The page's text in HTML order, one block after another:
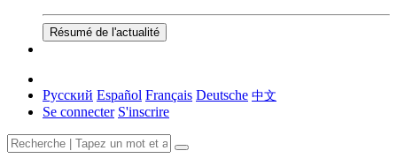
Résumé de l'actualité
Русский Español Français Deutsche 中文
Se connecter S'inscrire